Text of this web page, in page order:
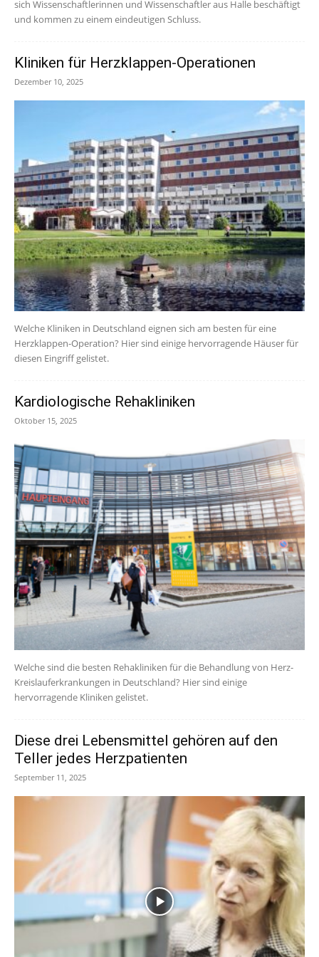
sich Wissenschaftlerinnen und Wissenschaftler aus Halle beschäftigt
und kommen zu einem eindeutigen Schluss.
Kliniken für Herzklappen-Operationen
Dezember 10, 2025
Welche Kliniken in Deutschland eignen sich am besten für eine
Herzklappen-Operation? Hier sind einige hervorragende Häuser für
diesen Eingriff gelistet.
Kardiologische Rehakliniken
Oktober 15, 2025
Welche sind die besten Rehakliniken für die Behandlung von Herz-
Kreislauferkrankungen in Deutschland? Hier sind einige
hervorragende Kliniken gelistet.
Diese drei Lebensmittel gehören auf den
Teller jedes Herzpatienten
September 11, 2025